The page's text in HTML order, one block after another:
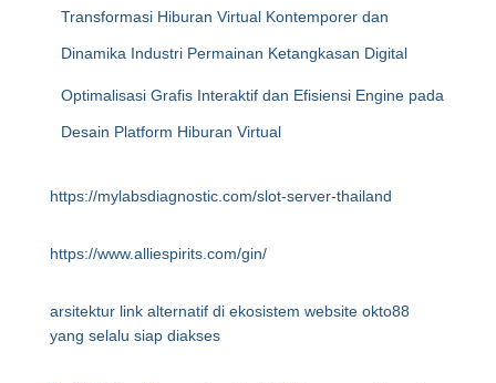
Transformasi Hiburan Virtual Kontemporer dan
Dinamika Industri Permainan Ketangkasan Digital
Optimalisasi Grafis Interaktif dan Efisiensi Engine pada
Desain Platform Hiburan Virtual
https://mylabsdiagnostic.com/slot-server-thailand
https://www.alliespirits.com/gin/
arsitektur link alternatif di ekosistem website okto88
yang selalu siap diakses